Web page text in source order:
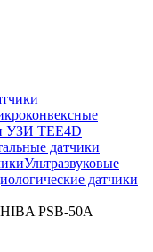
УЗИ TEE4D
датчики
Ультразвуковые
датчики
PSB-50A